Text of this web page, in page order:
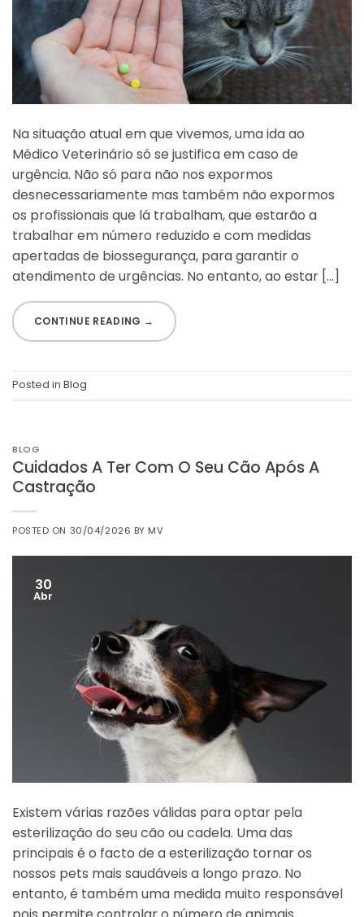
Na situação atual em que vivemos, uma ida ao
Médico Veterinário só se justifica em caso de
urgência. Não só para não nos expormos
desnecessariamente mas também não expormos
os profissionais que lá trabalham, que estarão a
trabalhar em número reduzido e com medidas
apertadas de biossegurança, para garantir o
atendimento de urgências. No entanto, ao estar […]
CONTINUE READING →
Posted in Blog
BLOG
Cuidados A Ter Com O Seu Cão Após A
Castração
POSTED ON 30/04/2026 BY MV
30
Abr
Existem várias razões válidas para optar pela
esterilização do seu cão ou cadela. Uma das
principais é o facto de a esterilização tornar os
nossos pets mais saudáveis a longo prazo. No
entanto, é também uma medida muito responsável